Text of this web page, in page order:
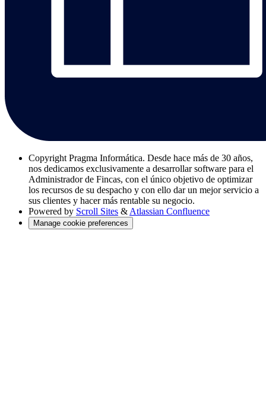
Copyright Pragma Informática. Desde hace más de 30 años,
nos dedicamos exclusivamente a desarrollar software para el
Administrador de Fincas, con el único objetivo de optimizar
los recursos de su despacho y con ello dar un mejor servicio a
sus clientes y hacer más rentable su negocio.
Powered by Scroll Sites & Atlassian Confluence
Manage cookie preferences